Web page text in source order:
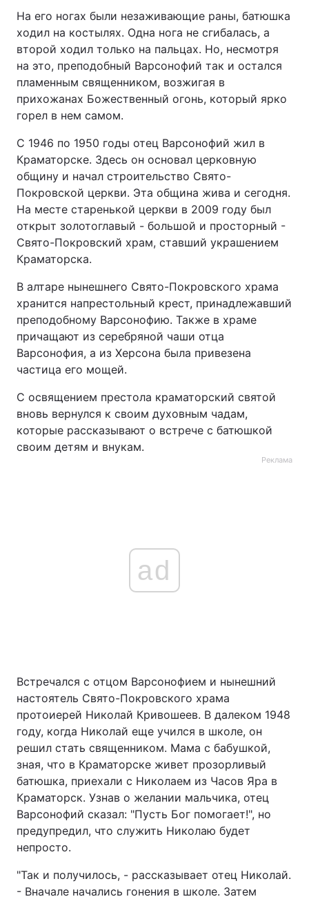
Відео з Youtube Статті
Інтерв'ю Думки
Архів Вакансії
Послуги
Тема оформлення
На его ногах были незаживающие раны, батюшка
ходил на костылях. Одна нога не сгибалась, а
второй ходил только на пальцах. Но, несмотря
на это, преподобный Варсонофий так и остался
пламенным священником, возжигая в
прихожанах Божественный огонь, который ярко
горел в нем самом.
С 1946 по 1950 годы отец Варсонофий жил в
Краматорске. Здесь он основал церковную
общину и начал строительство Свято-
Покровской церкви. Эта община жива и сегодня.
На месте старенькой церкви в 2009 году был
открыт золотоглавый - большой и просторный -
Свято-Покровский храм, ставший украшением
Краматорска.
В алтаре нынешнего Свято-Покровского храма
хранится напрестольный крест, принадлежавший
преподобному Варсонофию. Также в храме
причащают из серебряной чаши отца
Варсонофия, а из Херсона была привезена
частица его мощей.
С освящением престола краматорский святой
вновь вернулся к своим духовным чадам,
которые рассказывают о встрече с батюшкой
своим детям и внукам.
Реклама
ad
Встречался с отцом Варсонофием и нынешний
настоятель Свято-Покровского храма
протоиерей Николай Кривошеев. В далеком 1948
году, когда Николай еще учился в школе, он
решил стать священником. Мама с бабушкой,
зная, что в Краматорске живет прозорливый
батюшка, приехали с Николаем из Часов Яра в
Краматорск. Узнав о желании мальчика, отец
Варсонофий сказал: "Пусть Бог помогает!", но
предупредил, что служить Николаю будет
непросто.
"Так и получилось, - рассказывает отец Николай.
- Вначале начались гонения в школе. Затем